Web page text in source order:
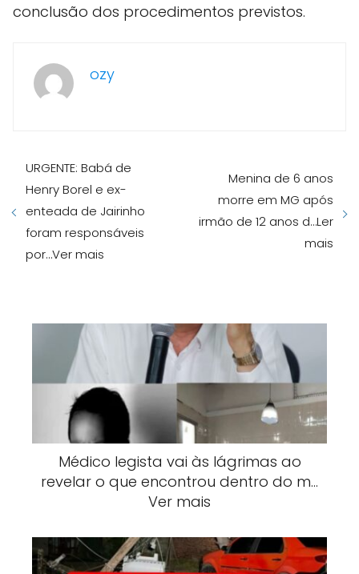
conclusão dos procedimentos previstos.
ozy
URGENTE: Babá de
Henry Borel e ex-
enteada de Jairinho
foram responsáveis
por…Ver mais
Menina de 6 anos
morre em MG após
irmão de 12 anos d…Ler
mais
Médico legista vai às lágrimas ao
revelar o que encontrou dentro do m…
Ver mais